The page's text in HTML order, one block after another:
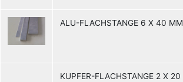
ALU-FLACHSTANGE 6 X 40 MM
KUPFER-FLACHSTANGE 2 X 20